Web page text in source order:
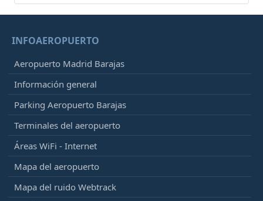
INFOAEROPUERTO
Aeropuerto Madrid Barajas
Información general
Parking Aeropuerto Barajas
Terminales del aeropuerto
Áreas WiFi - Internet
Mapa del aeropuerto
Mapa del ruido Webtrack